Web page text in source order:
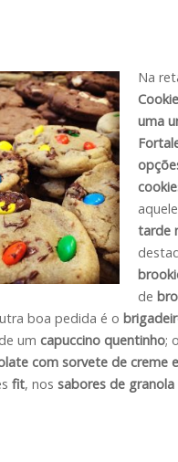
Na
uma
aquele
tarde
de
boa pedida é o
um capuccino quentinho;
com sorvete de creme
fit, nos sabores de granola